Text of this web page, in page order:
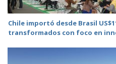
Chile importó desde Brasil
transformados con foco en